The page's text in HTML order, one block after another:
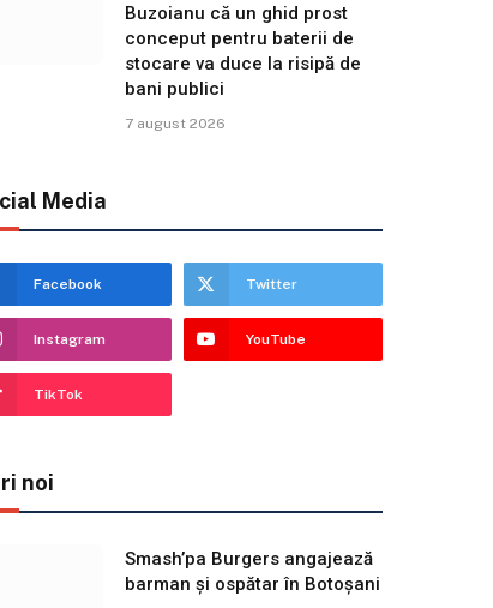
Buzoianu că un ghid prost
conceput pentru baterii de
stocare va duce la risipă de
bani publici
7 august 2026
Media
Facebook Twitter
Instagram YouTube
TikTok
noi
Smash’pa Burgers angajează
barman și ospătar în Botoșani